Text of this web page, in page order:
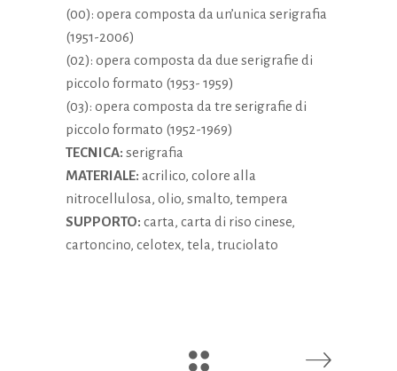
(00): opera composta da un’unica serigrafia
(1951-2006)
(02): opera composta da due serigrafie di
piccolo formato (1953- 1959)
(03): opera composta da tre serigrafie di
piccolo formato (1952-1969)
TECNICA: serigrafia
MATERIALE: acrilico, colore alla
nitrocellulosa, olio, smalto, tempera
SUPPORTO: carta, carta di riso cinese,
cartoncino, celotex, tela, truciolato